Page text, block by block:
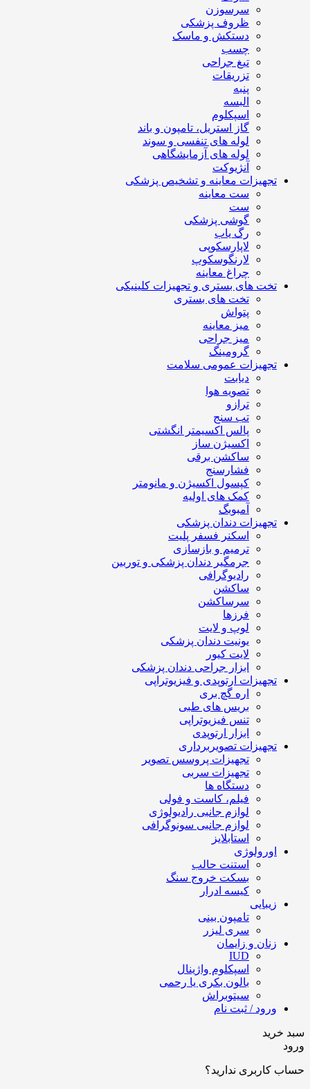
سرسوزن
ظروف پزشکی
دستکش و ماسک
چسب
تیغ جراحی
تزریقات
پنبه
البسه
اسپکلوم
گاز استریل، تامپون و باند
لوله های تنفسی و سوند
لوله های آزمایشگاهی
آنژیوکت
تجهیزات معاینه و تشخیص پزشکی
ست معاینه
ست
گوشی پزشکی
رگ یاب
لاپارسکوپی
لارنگوسکوپ
چراغ معاینه
تخت های بستری و تجهیزات کلینیکی
تخت های بستری
پتواش
میز معاینه
میز جراحی
گرومینگ
تجهیزات عمومی سلامت
دیابت
تصویه هوا
ترازو
تب سنج
پالس اکسیمتر انگشتی
اکسیژن ساز
ساکشن برقی
فشارسنج
کپسول اکسیژن و مانومتر
کمک های اولیه
آمبوبگ
تجهیزات دندان پزشکی
اسکنر فسفر پلیت
ترمیم و بازسازی
جرمگیر دندان پزشکی و توربین
رادیوگرافی
ساکشن
سرساکشن
فرزها
لوپ و لایت
یونیت دندان پزشکی
لایت کیور
ابزار جراحی دندان پزشکی
تجهیزات ارتوپدی و فیزیوتراپی
اره گچ بری
بریس های طبی
تنس فیزیوتراپی
ابزار ارتوپدی
تجهیزات تصویربرداری
تجهیزات پروسس تصویر
تجهیزات سربی
دستگاه ها
فیلم، کاست و فولی
لوازم جانبی رادیولوژی
لوازم جانبی سونوگرافی
استابلایز
اورولوژی
استنت حالب
بسکت خروج سنگ
کیسه ادرار
زیبایی
تامپون بینی
سری لیزر
زنان و زایمان
IUD
اسپکلوم واژینال
بالون بکری یا رحمی
سیتوبراش
ورود / ثبت نام
سبد خرید
ورود
حساب کاربری ندارید؟